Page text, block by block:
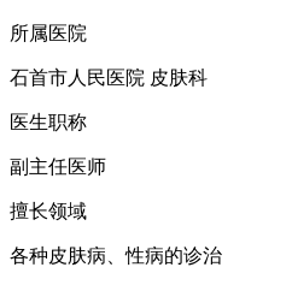
所属医院
石首市人民医院 皮肤科
医生职称
副主任医师
擅长领域
各种皮肤病、性病的诊治